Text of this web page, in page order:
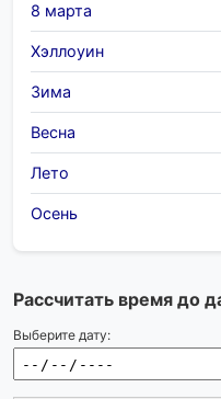
8 марта
Хэллоуин
Зима
Весна
Лето
Осень
Рассчитать время до
Выберите дату: